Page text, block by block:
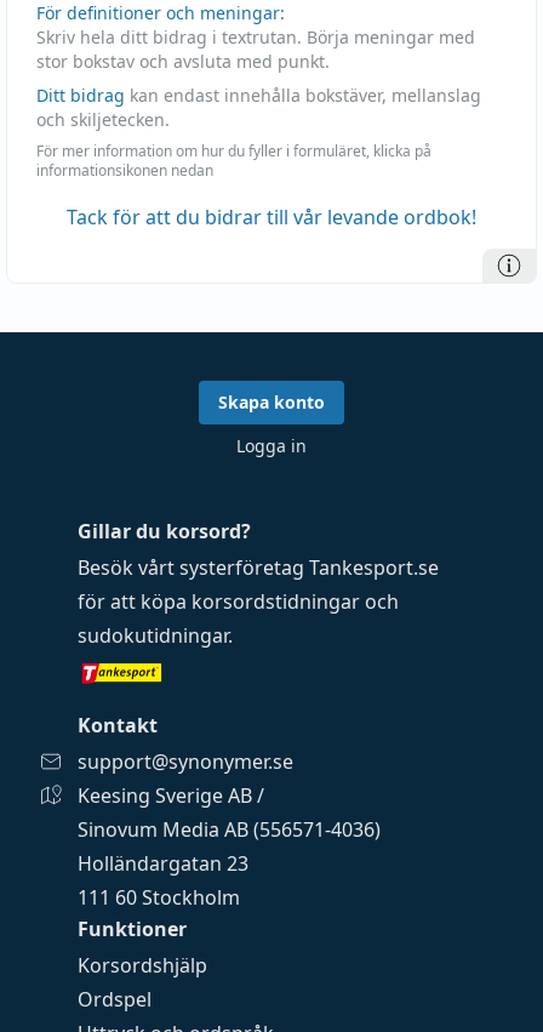
För definitioner och meningar:
Skriv hela ditt bidrag i textrutan. Börja meningar med
stor bokstav och avsluta med punkt.
Ditt bidrag kan endast innehålla bokstäver, mellanslag
och skiljetecken.
För mer information om hur du fyller i formuläret, klicka på
informationsikonen nedan
Tack för att du bidrar till vår levande ordbok!
Funktioner
Korsordshjälp
Ordspel
Gillar du korsord?
Besök vårt systerföretag Tankesport.se
för att köpa korsordstidningar och
sudokutidningar.
Kontakt
support@synonymer.se
Keesing Sverige AB /
Sinovum Media AB (556571-4036)
Holländargatan 23
111 60 Stockholm
Skapa konto
Logga in